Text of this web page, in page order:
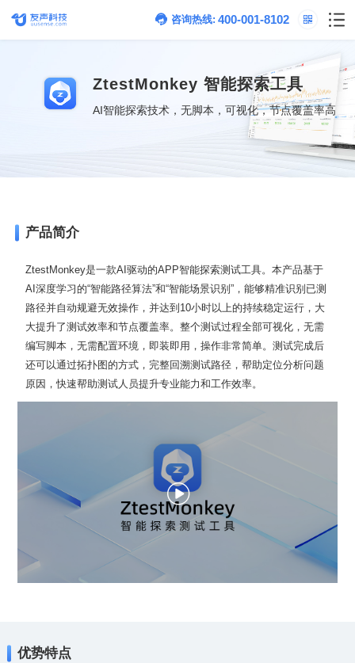
咨询热线: 400-001-8102
ZtestMonkey 智能探索工具
AI智能探索技术，无脚本，可视化，节点覆盖率高
产品简介
原因，快速帮助测试人员提升专业能力和工作效率。
优势特点